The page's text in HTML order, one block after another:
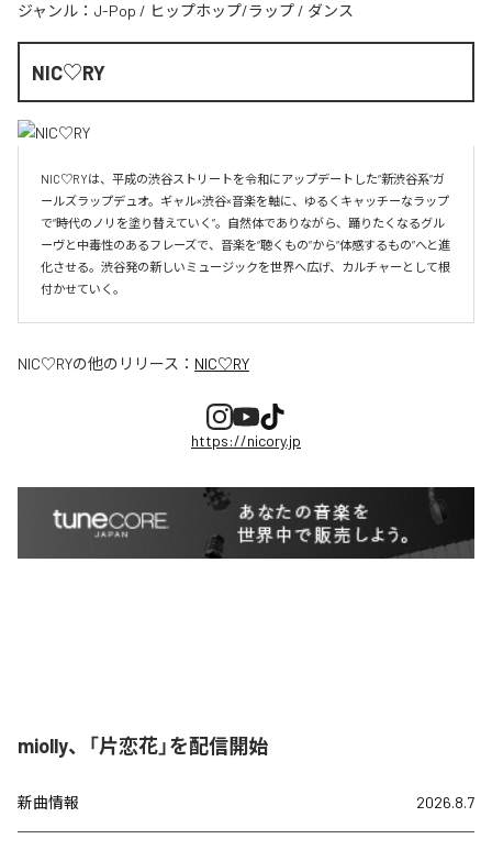
ジャンル： J-Pop / ヒップホップ/ラップ / ダンス
NIC♡RY
NIC♡RYは、平成の渋谷ストリートを令和にアップデートした“新渋谷系”ガ
ールズラップデュオ。ギャル×渋谷×音楽を軸に、ゆるくキャッチーなラップ
で“時代のノリを塗り替えていく”。自然体でありながら、踊りたくなるグル
ーヴと中毒性のあるフレーズで、音楽を“聴くもの”から“体感するもの”へと進
化させる。渋谷発の新しいミュージックを世界へ広げ、カルチャーとして根
付かせていく。
NIC♡RYの他のリリース： NIC♡RY
https://nicory.jp
miolly、「片恋花」を配信開始
新曲情報 2026.8.7